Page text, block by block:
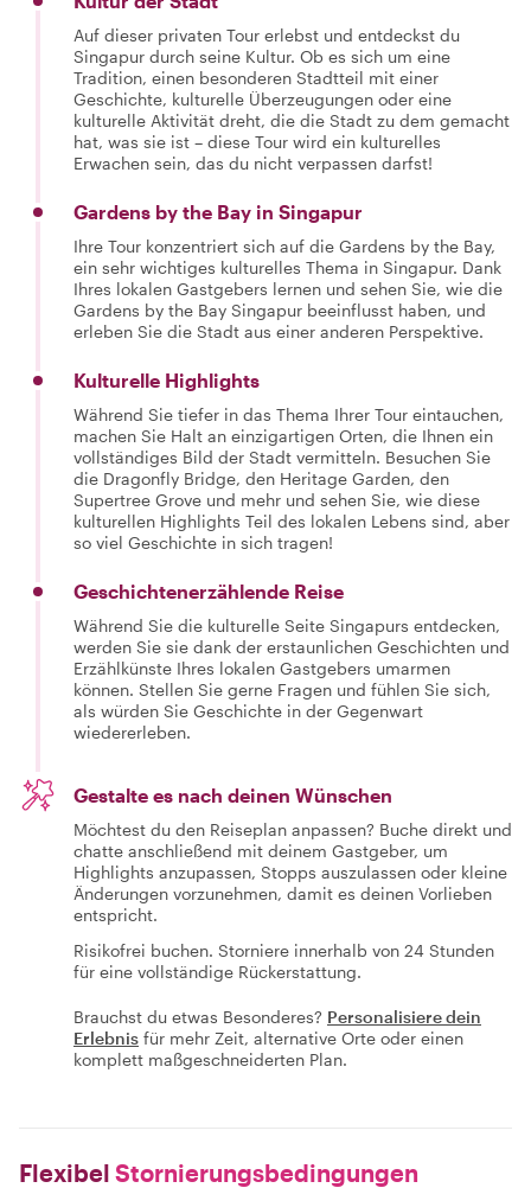
Auf dieser privaten Tour erlebst und entdeckst du
Singapur durch seine Kultur. Ob es sich um eine
Tradition, einen besonderen Stadtteil mit einer
Geschichte, kulturelle Überzeugungen oder eine
kulturelle Aktivität dreht, die die Stadt zu dem gemacht
hat, was sie ist – diese Tour wird ein kulturelles
Erwachen sein, das du nicht verpassen darfst!
Gardens by the Bay in Singapur
Ihre Tour konzentriert sich auf die Gardens by the Bay,
ein sehr wichtiges kulturelles Thema in Singapur. Dank
Ihres lokalen Gastgebers lernen und sehen Sie, wie die
Gardens by the Bay Singapur beeinflusst haben, und
erleben Sie die Stadt aus einer anderen Perspektive.
Kulturelle Highlights
Während Sie tiefer in das Thema Ihrer Tour eintauchen,
machen Sie Halt an einzigartigen Orten, die Ihnen ein
vollständiges Bild der Stadt vermitteln. Besuchen Sie
die Dragonfly Bridge, den Heritage Garden, den
Supertree Grove und mehr und sehen Sie, wie diese
kulturellen Highlights Teil des lokalen Lebens sind, aber
so viel Geschichte in sich tragen!
Geschichtenerzählende Reise
Während Sie die kulturelle Seite Singapurs entdecken,
werden Sie sie dank der erstaunlichen Geschichten und
Erzählkünste Ihres lokalen Gastgebers umarmen
können. Stellen Sie gerne Fragen und fühlen Sie sich,
als würden Sie Geschichte in der Gegenwart
wiedererleben.
Gestalte es nach deinen Wünschen
Möchtest du den Reiseplan anpassen? Buche direkt und
chatte anschließend mit deinem Gastgeber, um
Highlights anzupassen, Stopps auszulassen oder kleine
Änderungen vorzunehmen, damit es deinen Vorlieben
entspricht.
Risikofrei buchen. Storniere innerhalb von 24 Stunden
für eine vollständige Rückerstattung.
Brauchst du etwas Besonderes? Personalisiere dein
Erlebnis für mehr Zeit, alternative Orte oder einen
komplett maßgeschneiderten Plan.
Flexibel Stornierungsbedingungen